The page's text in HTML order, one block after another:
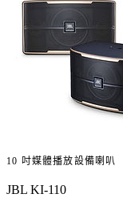
10 吋媒體播放設備喇叭
JBL KI-110